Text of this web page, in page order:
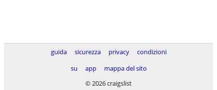
guida sicurezza privacy
condizioni
su
app
mappa del sito
© 2026 craigslist